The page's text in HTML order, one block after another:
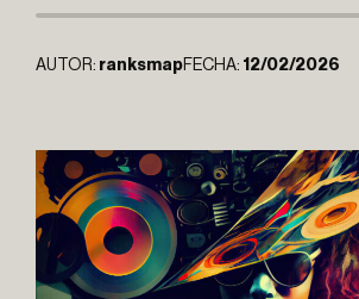
AUTOR: ranksmapFECHA: 12/02/2026